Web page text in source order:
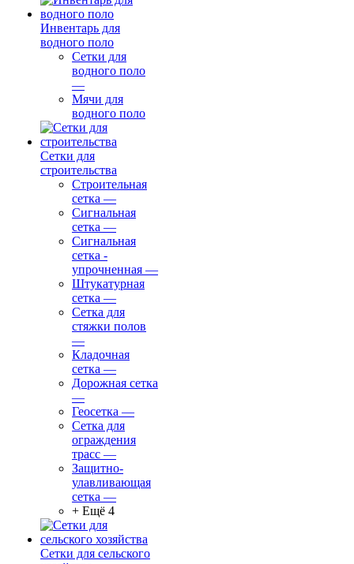
Инвентарь для
водного поло
Сетки для
водного поло
—
Мячи для
водного поло
Сетки для
строительства
Строительная
сетка —
Сигнальная
сетка —
Сигнальная
сетка -
упрочненная —
Штукатурная
сетка —
Сетка для
стяжки полов
—
Кладочная
сетка —
Дорожная сетка
—
Геосетка —
Сетка для
ограждения
трасс —
Защитно-
улавливающая
сетка —
+ Ещё 4
Сетки для сельского